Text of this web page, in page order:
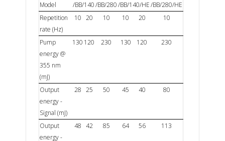
Model /BB/140/BB/280/BB/140/HE/BB/280/HE
Repetition
rate (Hz)
10 20 10 10 20 10
Pump
energy @
355 nm
(mJ)
130 120 230 130 120 230
Output
energy -
Signal (mJ)
28 25 50 45 40 80
Output
energy -
48 42 85 64 56 113